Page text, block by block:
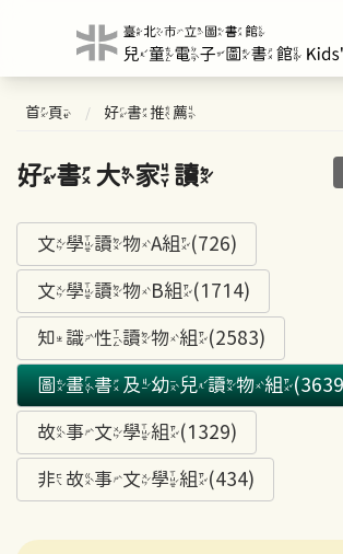
首頁 好書推薦
好書大家讀
文學讀物A組(726)
文學讀物B組(1714)
知識性讀物組(2583)
圖畫書及幼兒讀物組
故事文學組(1329)
非故事文學組(434)